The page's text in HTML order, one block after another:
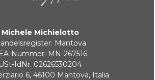
Michele Michielotto
Mantova
Nummer: MN-267516
USt-IdNr. 02626530204
6, 46100 Mantova, Italia